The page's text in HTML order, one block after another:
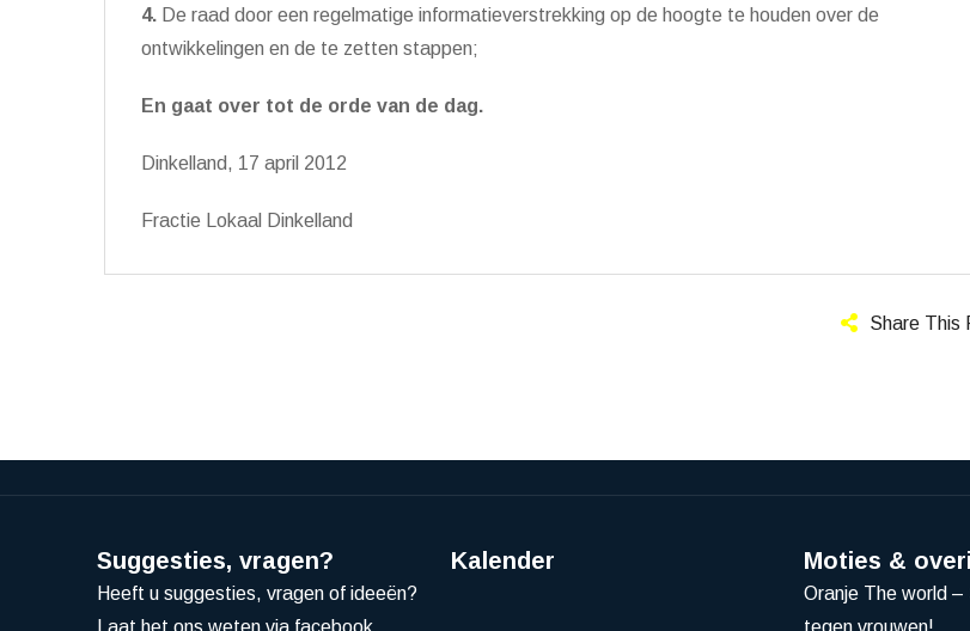
4. De raad door een regelmatige informatieverstrekking op de hoogte te houden over de
ontwikkelingen en de te zetten stappen;
En gaat over tot de orde van de dag.
Dinkelland, 17 april 2012
Fractie Lokaal Dinkelland
Share This
Suggesties, vragen?
Heeft u suggesties, vragen of ideeën?
Laat het ons weten via facebook,
Kalender Moties &
Oranje The world
tegen vrouwen!